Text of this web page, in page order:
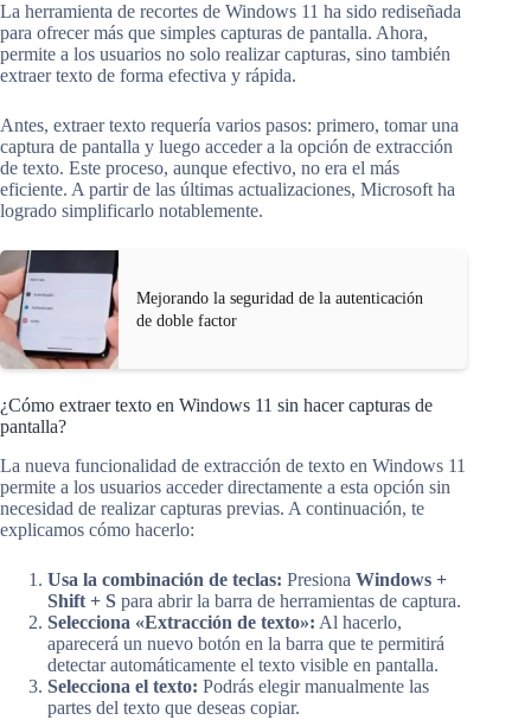
La herramienta de recortes de Windows 11 ha sido rediseñada
para ofrecer más que simples capturas de pantalla. Ahora,
permite a los usuarios no solo realizar capturas, sino también
extraer texto de forma efectiva y rápida.
Antes, extraer texto requería varios pasos: primero, tomar una
captura de pantalla y luego acceder a la opción de extracción
de texto. Este proceso, aunque efectivo, no era el más
eficiente. A partir de las últimas actualizaciones, Microsoft ha
logrado simplificarlo notablemente.
Mejorando la seguridad de la autenticación
de doble factor
¿Cómo extraer texto en Windows 11 sin hacer capturas de
pantalla?
La nueva funcionalidad de extracción de texto en Windows 11
permite a los usuarios acceder directamente a esta opción sin
necesidad de realizar capturas previas. A continuación, te
explicamos cómo hacerlo:
Usa la combinación de teclas: Presiona Windows +
Shift + S para abrir la barra de herramientas de captura.
Selecciona «Extracción de texto»: Al hacerlo,
aparecerá un nuevo botón en la barra que te permitirá
detectar automáticamente el texto visible en pantalla.
Selecciona el texto: Podrás elegir manualmente las
partes del texto que deseas copiar.